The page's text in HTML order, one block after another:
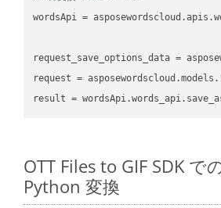
wordsApi =
request_save_options_data =
request
result
OTT Files to GIF SDK で
Python 変換